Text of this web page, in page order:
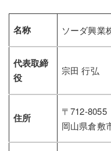
名称 ソーダ興業
代表取締
役
宗田 行弘
住所
〒712-8055
岡山県倉敷